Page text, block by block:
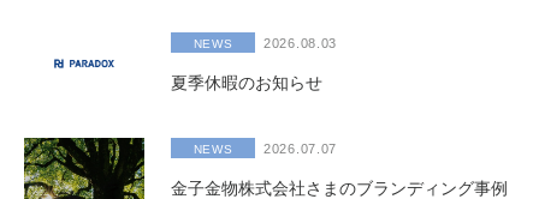
NEWS 2026.08.03
夏季休暇のお知らせ
NEWS 2026.07.07
金子金物株式会社さまのブランディング事例